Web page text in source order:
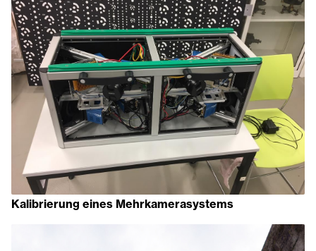
Kalibrierung eines Mehrkamerasystems